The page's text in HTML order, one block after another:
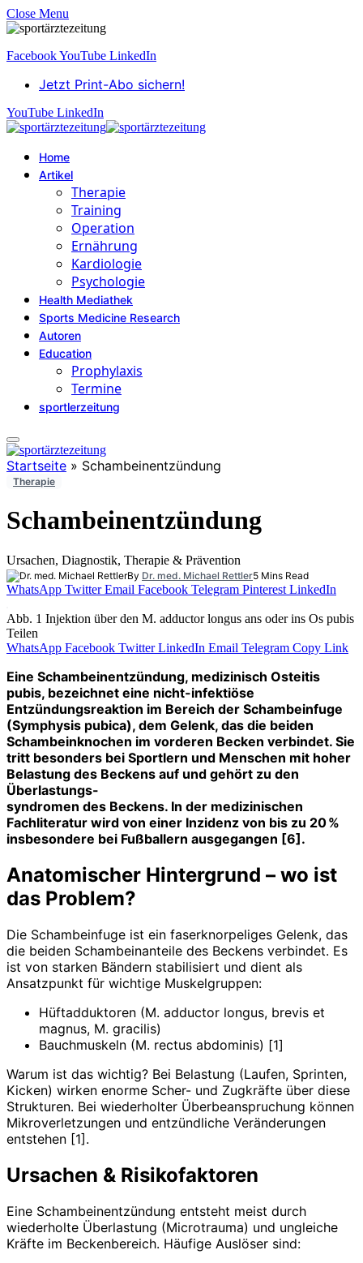
Close Menu
FacebookYouTube LinkedIn
Jetzt Print-Abo sichern!
YouTube LinkedIn
Home
Artikel
Therapie
Training
Operation
Ernährung
Kardiologie
Psychologie
Health Mediathek
Sports Medicine Research
Autoren
Education
Prophylaxis
Termine
sportlerzeitung
Startseite » Schambeinentzündung
Therapie
Schambeinentzündung
Ursachen, Diagnostik, Therapie & Prävention
By Dr. med. Michael Rettler5 Mins Read
WhatsApp Twitter Email Facebook Telegram Pinterest LinkedIn
Abb. 1 Injektion über den M. adductor longus ans oder ins Os pubis
Teilen
WhatsApp Facebook Twitter LinkedIn Email Telegram Copy Link
Eine Schambeinentzündung, medizinisch Osteitis
pubis, bezeichnet eine nicht-infektiöse
Entzündungsreaktion im Bereich der Schambeinfuge
(Symphysis pubica), dem Gelenk, das die beiden
Schambeinknochen im vorderen Becken verbindet. Sie
tritt besonders bei Sportlern und Menschen mit hoher
Belastung des Beckens auf und gehört zu den
Überlastungs-
syndromen des Beckens. In der medizinischen
Fachliteratur wird von einer Inzidenz von bis zu 20 %
insbesondere bei Fußballern ausgegangen [6].
Anatomischer Hintergrund – wo ist
das Problem?
Die Schambeinfuge ist ein faserknorpeliges Gelenk, das
die beiden Schambeinanteile des Beckens verbindet. Es
ist von starken Bändern stabilisiert und dient als
Ansatzpunkt für wichtige Muskelgruppen:
Hüftadduktoren (M. adductor longus, brevis et
magnus, M. gracilis)
Bauchmuskeln (M. rectus abdominis) [1]
Warum ist das wichtig? Bei Belastung (Laufen, Sprinten,
Kicken) wirken enorme Scher- und Zugkräfte über diese
Strukturen. Bei wiederholter Überbeanspruchung können
Mikroverletzungen und entzündliche Veränderungen
entstehen [1].
Ursachen & Risikofaktoren
Eine Schambeinentzündung entsteht meist durch
wiederholte Überlastung (Microtrauma) und ungleiche
Kräfte im Beckenbereich. Häufige Auslöser sind: